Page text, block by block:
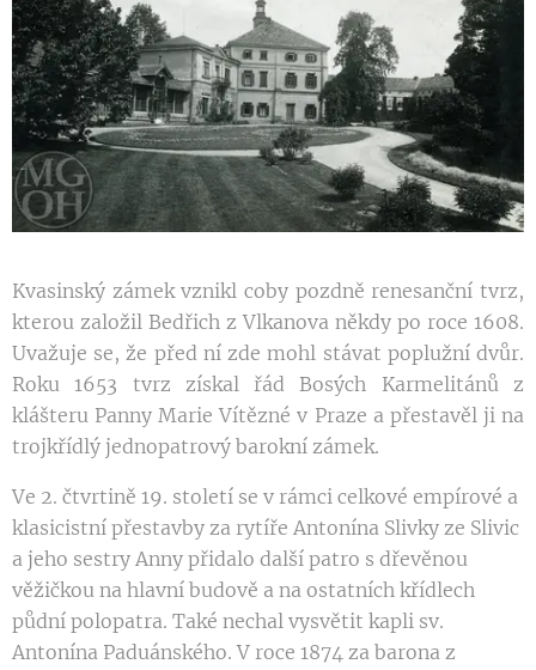
Kvasinský zámek vznikl coby pozdně renesanční tvrz,
kterou založil Bedřich z Vlkanova někdy po roce 1608.
Uvažuje se, že před ní zde mohl stávat poplužní dvůr.
Roku 1653 tvrz získal řád Bosých Karmelitánů z
klášteru Panny Marie Vítězné v Praze a přestavěl ji na
trojkřídlý jednopatrový barokní zámek.
Ve 2. čtvrtině 19. století se v rámci celkové empírové a
klasicistní přestavby za rytíře Antonína Slivky ze Slivic
a jeho sestry Anny přidalo další patro s dřevěnou
věžičkou na hlavní budově a na ostatních křídlech
půdní polopatra. Také nechal vysvětit kapli sv.
Antonína Paduánského. V roce 1874 za barona z